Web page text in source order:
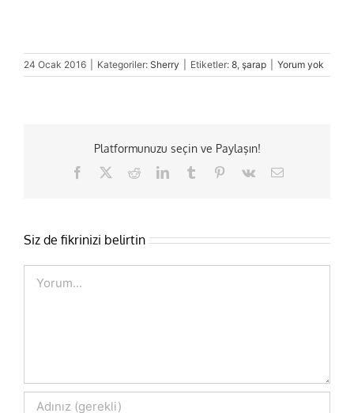
24 Ocak 2016 Kategoriler: Sherry Etiketler: 8, şarap Yorum yok
Platformunuzu seçin ve Paylaşın!
Facebook RedditLinkedInTumblr Pinterest
Vk
E-
Siz de fikrinizi belirtin